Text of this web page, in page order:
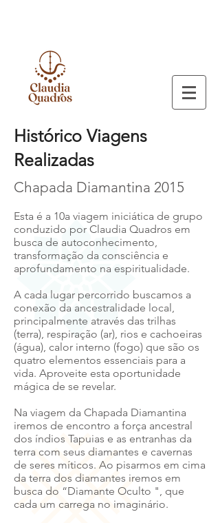
Histórico Viagens
Realizadas
Chapada Diamantina 2015
Esta é a 10a viagem iniciática de grupo
conduzido por Claudia Quadros em
busca de autoconhecimento,
transformação da consciência e
aprofundamento na espiritualidade.
A cada lugar percorrido buscamos a
conexão da ancestralidade local,
principalmente através das trilhas
(terra), respiração (ar), rios e cachoeiras
(água), calor interno (fogo) que são os
quatro elementos essenciais para a
vida. Aproveite esta oportunidade
mágica de se revelar.
Na viagem da Chapada Diamantina
iremos de encontro a força ancestral
dos índios Tapuias e as entranhas da
terra com seus diamantes e cavernas
de seres míticos. Ao pisarmos em cima
da terra dos diamantes iremos em
busca do “Diamante Oculto ", que
cada um carrega no imaginário.